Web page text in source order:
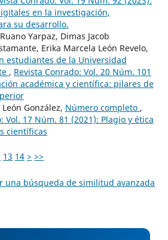
en la investigación,
su desarrollo.
Yarpaz, Dimas Jacob
Erika Marcela León Revelo,
estudiantes de la Universidad
, Revista Conrado: Vol. 20 Núm. 101
académica y científica: pilares de
González, Número completo ,
Vol. 17 Núm. 81 (2021): Plagio y ética
científicas
13 14 > >>
una búsqueda de similitud avanzada